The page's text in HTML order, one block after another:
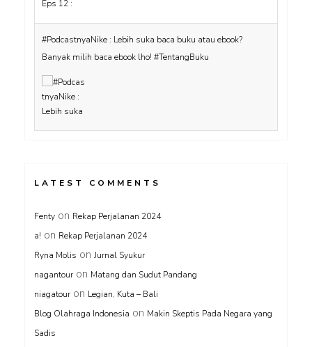
#PodcastnyaNike : Lebih suka baca buku atau ebook?
Banyak milih baca ebook lho! #TentangBuku
LATEST COMMENTS
Fenty on Rekap Perjalanan 2024
a! on Rekap Perjalanan 2024
Ryna Molis on Jurnal Syukur
nagantour on Matang dan Sudut Pandang
niagatour on Legian, Kuta – Bali
Blog Olahraga Indonesia on Makin Skeptis Pada Negara yang
Sadis